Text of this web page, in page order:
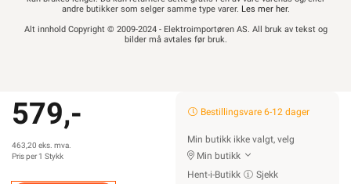
andre butikker som selger samme type varer. Les mer her.
Alt innhold Copyright © 2009-2024 - Elektroimportøren AS. All bruk av tekst og
bilder må avtales før bruk.
579,-
463,20 eks. mva.
Pris per 1 Stykk
Bestillingsvare 6-12 dager
Min butikk ikke valgt, velg
Min butikk
Hent-i-Butikk
Sjekk